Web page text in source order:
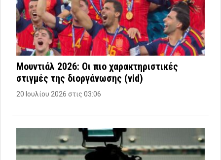
Μουντιάλ 2026: Οι πιο χαρακτηριστικές
στιγμές της διοργάνωσης (vid)
20 Ιουλίου 2026 στις 03:06